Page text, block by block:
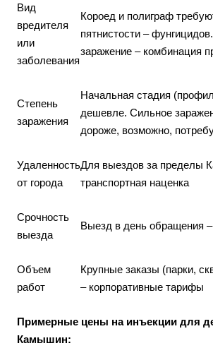
Вид
вредителя
или
заболевания
Короед и полиграф
пятнистости –
заражение – комбинация
Степень
заражения
Начальная стадия
дешевле. Сильное
дороже, возможно,
Удаленность
от города
Для выездов за пределы
транспортная наценка
Срочность
выезда
Выезд в день обращения
Объем
работ
Крупные заказы (парки,
– корпоративные тарифы
Примерные цены на инъекции для
Камышин: